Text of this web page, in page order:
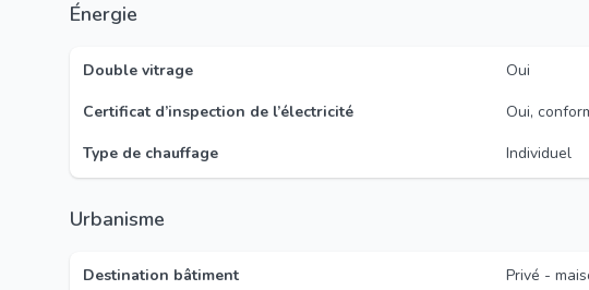
Énergie
Double vitrage
Oui
Certificat d’inspection de l’électricité
Oui,
Type de chauffage
Individuel
Urbanisme
Destination bâtiment
Privé -